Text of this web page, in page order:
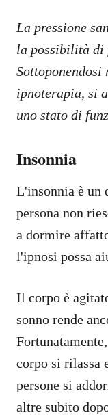
La pressione
la possibilità di
Sottoponendosi
ipnoterapia, si
uno stato di
Insonnia
L'insonnia è un
persona non
a dormire
l'ipnosi possa
Il corpo è
sonno rende
corpo si rilassa
persone si
altre subito